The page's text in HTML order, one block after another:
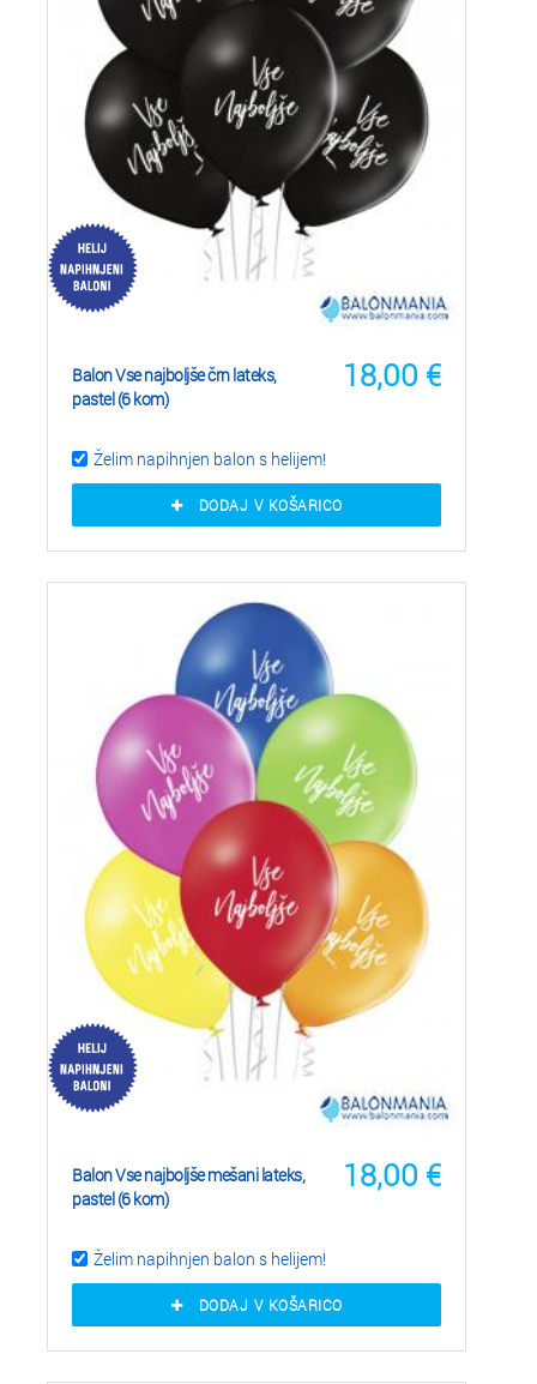
18,00 €
Balon Vse najboljše črn lateks,
pastel (6 kom)
Želim napihnjen balon s helijem!
DODAJ V KOŠARICO
18,00 €
Balon Vse najboljše mešani lateks,
pastel (6 kom)
Želim napihnjen balon s helijem!
DODAJ V KOŠARICO